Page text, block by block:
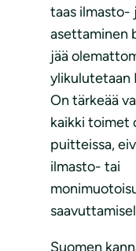
taas
asettaminen
jää
ylikulutetaan
On tärkeää
kaikki toimet
puitteissa,
ilmasto- tai
Suomen